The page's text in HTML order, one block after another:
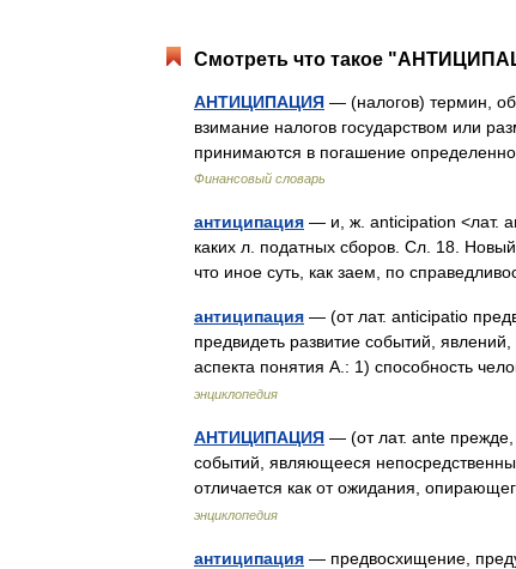
Смотреть что такое
АНТИЦИПАЦИЯ — (налогов) термин,
взимание налогов государством или
принимаются в погашение
Финансовый словарь
антиципация — и, ж. anticipation <лат.
каких л. податных сборов. Сл. 18.
что иное суть, как заем, по
антиципация — (от лат. anticipatio
предвидеть развитие событий,
аспекта понятия А.: 1) способность
энциклопедия
АНТИЦИПАЦИЯ — (от лат. ante
событий, являющееся
отличается как от ожидания,
энциклопедия
антиципация — предвосхищение,